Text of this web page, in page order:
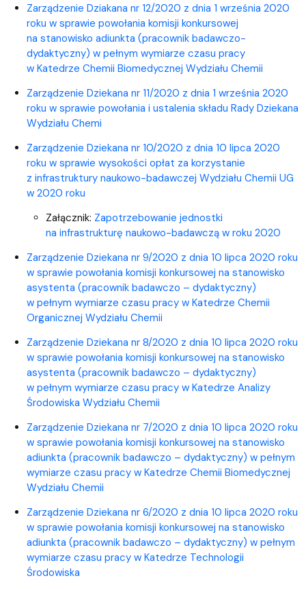
Zarządzenie Dziakana nr 12/2020 z dnia 1 września 2020
roku w sprawie powołania komisji konkursowej
na stanowisko adiunkta (pracownik badawczo-
dydaktyczny) w pełnym wymiarze czasu pracy
w Katedrze Chemii Biomedycznej Wydziału Chemii
Zarządzenie Dziekana nr 11/2020 z dnia 1 września 2020
roku w sprawie powołania i ustalenia składu Rady Dziekana
Wydziału Chemi
Zarządzenie Dziekana nr 10/2020 z dnia 10 lipca 2020
roku w sprawie wysokości opłat za korzystanie
z infrastruktury naukowo-badawczej Wydziału Chemii UG
w 2020 roku
Załącznik: Zapotrzebowanie jednostki
na infrastrukturę naukowo-badawczą w roku 2020
Zarządzenie Dziekana nr 9/2020 z dnia 10 lipca 2020 roku
w sprawie powołania komisji konkursowej na stanowisko
asystenta (pracownik badawczo – dydaktyczny)
w pełnym wymiarze czasu pracy w Katedrze Chemii
Organicznej Wydziału Chemii
Zarządzenie Dziekana nr 8/2020 z dnia 10 lipca 2020 roku
w sprawie powołania komisji konkursowej na stanowisko
asystenta (pracownik badawczo – dydaktyczny)
w pełnym wymiarze czasu pracy w Katedrze Analizy
Środowiska Wydziału Chemii
Zarządzenie Dziekana nr 7/2020 z dnia 10 lipca 2020 roku
w sprawie powołania komisji konkursowej na stanowisko
adiunkta (pracownik badawczo – dydaktyczny) w pełnym
wymiarze czasu pracy w Katedrze Chemii Biomedycznej
Wydziału Chemii
Zarządzenie Dziekana nr 6/2020 z dnia 10 lipca 2020 roku
w sprawie powołania komisji konkursowej na stanowisko
adiunkta (pracownik badawczo – dydaktyczny) w pełnym
wymiarze czasu pracy w Katedrze Technologii
Środowiska